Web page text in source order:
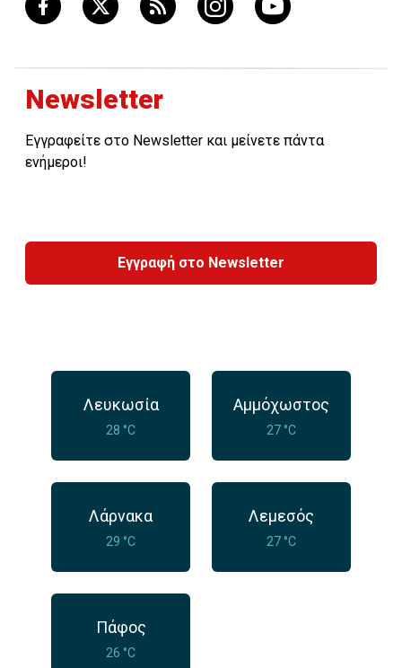
Newsletter
Εγγραφείτε στο Newsletter και μείνετε πάντα
ενήμεροι!
Εγγραφή στο Newsletter
Λευκωσία
28 °C
Αμμόχωστος
27 °C
Λάρνακα
29 °C
Λεμεσός
27 °C
Πάφος
26 °C